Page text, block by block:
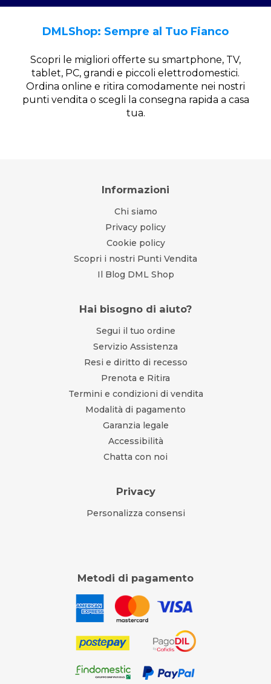
DMLShop: Sempre al Tuo Fianco
Scopri le migliori offerte su smartphone, TV,
tablet, PC, grandi e piccoli elettrodomestici.
Ordina online e ritira comodamente nei nostri
punti vendita o scegli la consegna rapida a casa
tua.
Informazioni
Chi siamo
Privacy policy
Cookie policy
Scopri i nostri Punti Vendita
Il Blog DML Shop
Hai bisogno di aiuto?
Segui il tuo ordine
Servizio Assistenza
Resi e diritto di recesso
Prenota e Ritira
Termini e condizioni di vendita
Modalità di pagamento
Garanzia legale
Accessibilità
Chatta con noi
Privacy
Personalizza consensi
Metodi di pagamento